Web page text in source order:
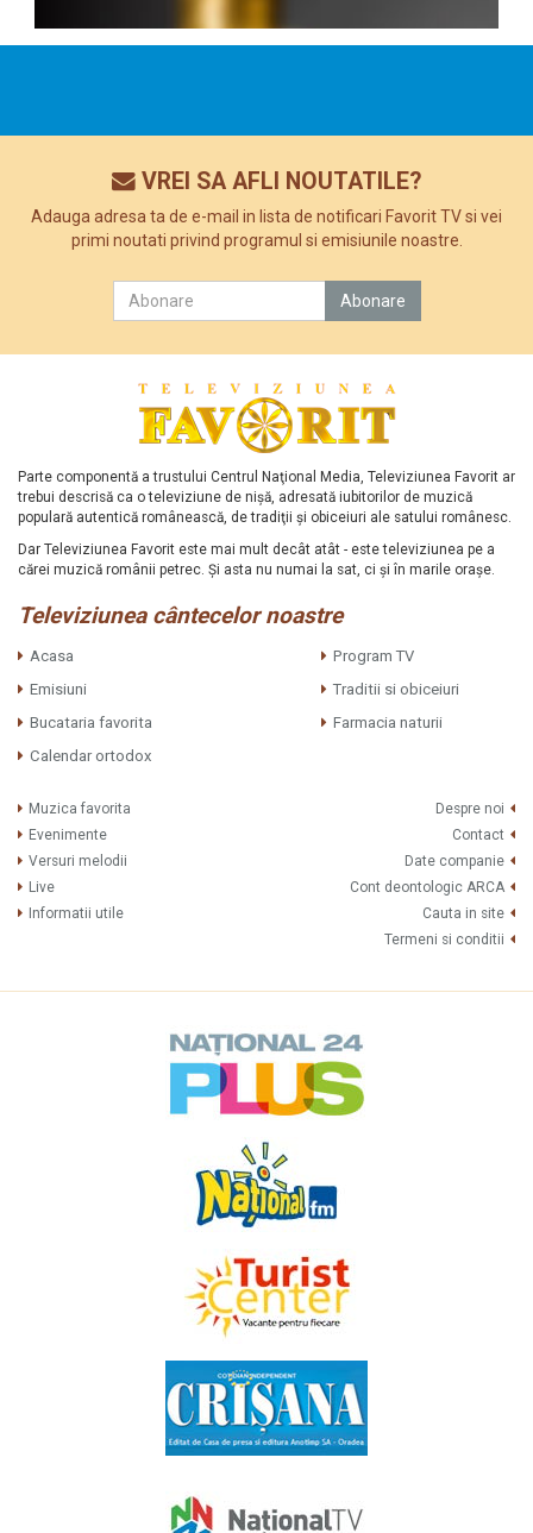
VREI SA AFLI NOUTATILE?
Adauga adresa ta de e-mail in lista de notificari Favorit TV si vei
primi noutati privind programul si emisiunile noastre.
Parte componentă a trustului Centrul Naţional Media, Televiziunea Favorit ar
trebui descrisă ca o televiziune de nişă, adresată iubitorilor de muzică
populară autentică românească, de tradiţii şi obiceiuri ale satului românesc.
Dar Televiziunea Favorit este mai mult decât atât - este televiziunea pe a
cărei muzică românii petrec. Şi asta nu numai la sat, ci şi în marile oraşe.
Televiziunea cântecelor noastre
Acasa
Program TV
Emisiuni
Traditii si obiceiuri
Bucataria favorita
Farmacia naturii
Calendar ortodox
Muzica favorita
Evenimente
Versuri melodii
Live
Informatii utile
Despre noi
Contact
Date companie
Cont deontologic ARCA
Cauta in site
Termeni si conditii